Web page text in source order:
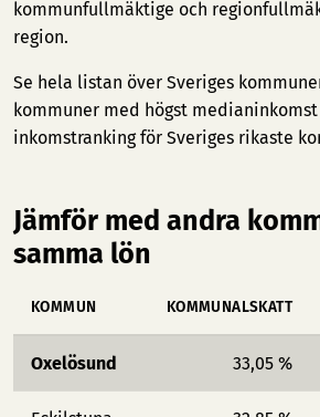
kommunfullmäktige och
region.
Se hela listan över Sveriges
kommuner med högst medianinkomst
inkomstranking för Sveriges rikaste
Jämför med andra
samma lön
KOMMUN KOMMUNALSKATT
Oxelösund 33,05 %